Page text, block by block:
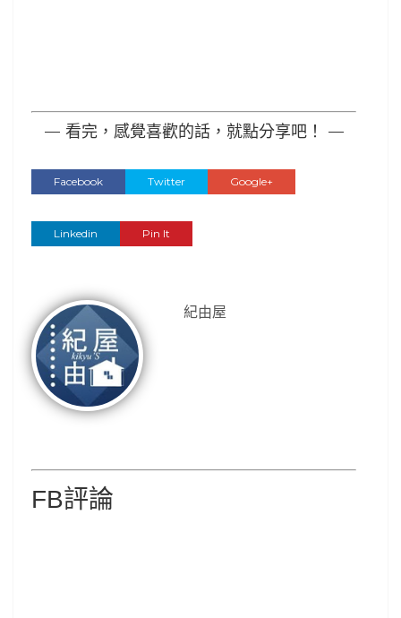
— 看完，感覺喜歡的話，就點分享吧！ —
Facebook Twitter Google+
Linkedin Pin It
紀由屋
FB評論